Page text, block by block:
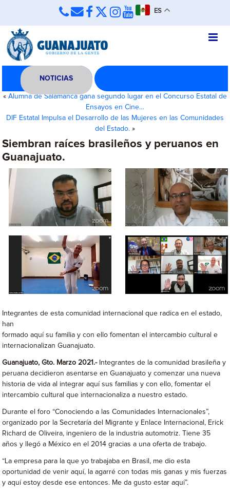
ES
NOTICIAS
« Alumna de Salamanca gana segundo lugar en el Concurso Estatal de
Ensayos en Cine…
DIF Estatal Impulsa el Desarrollo de las Mujeres en las Comunidades
del Estado. »
Siembran raíces brasileños y peruanos en
Guanajuato.
Integrantes de esta comunidad internacional que radica en el estado,
han
formado aquí su familia y con ello fomentan el intercambio cultural e
internacionalizan Guanajuato.
Guanajuato, Gto. Marzo 2021.-Integrantes de la comunidad brasileña y
peruana decidieron asentarse en Guanajuato y comenzar una nueva
historia de vida al integrar aquí sus familias y con ello, fomentar el
intercambio cultural que internacionaliza a nuestro estado.
Durante el foro “Conociendo a las Comunidades Internacionales”,
organizado por la Secretaría del Migrante y Enlace Internacional, Erick
Richard de Oliveira, ingeniero de la industria automotriz. Tiene 35
años y llegó a México en el 2014 gracias a una oferta de trabajo.
“La empresa para la que yo trabajaba en Brasil, me dio esta
oportunidad de venir aquí, la agarré con todas mis ganas y mis fuerzas
y aquí estoy desde ese entonces. Me da gusto estar aquí”.